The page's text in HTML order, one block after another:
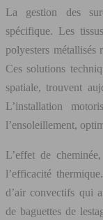
La gestion des
spécifique. Les
polyesters métallisés
Ces solutions
spatiale, trouvent
L’installation
l’ensoleillement,
L’effet de
l’efficacité
d’air convectifs qui
de baguettes de